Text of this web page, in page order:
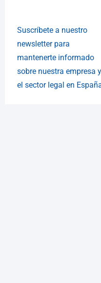
Suscríbete a nuestro
newsletter para
mantenerte informado
sobre nuestra empresa y
el sector legal en